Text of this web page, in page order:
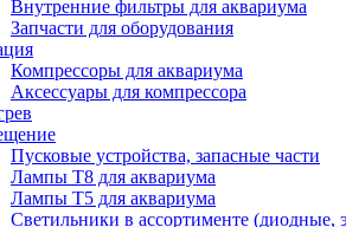
Внутренние фильтры для аквариума
Запчасти для оборудования
Компрессоры для аквариума
Аксессуары для компрессора
Пусковые устройства, запасные части
Лампы Т8 для аквариума
Лампы Т5 для аквариума
Светильники в ассортименте (диодные,